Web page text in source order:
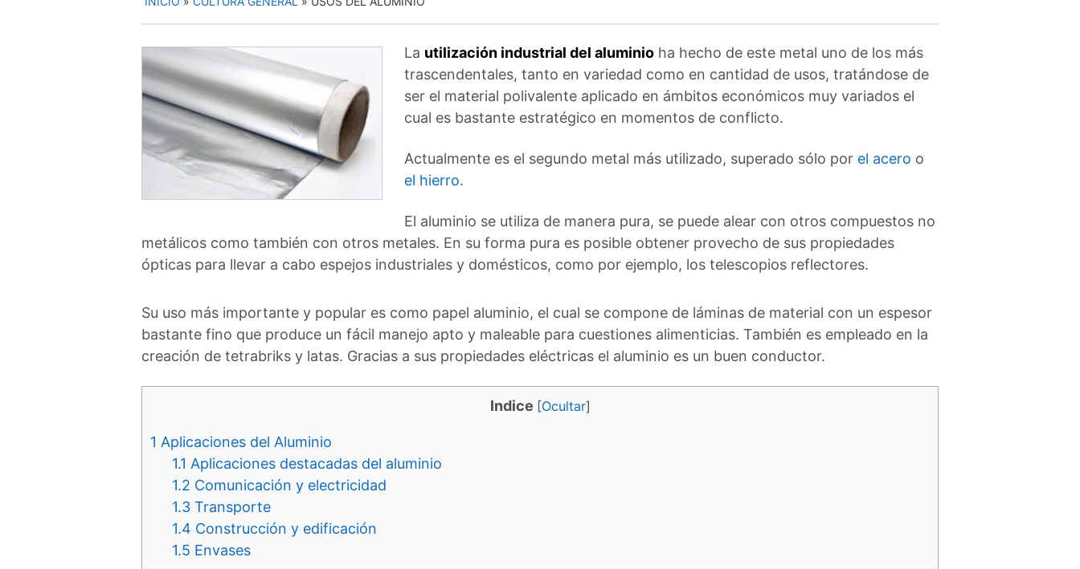
La utilización industrial del aluminio ha hecho de este metal uno de los más
trascendentales, tanto en variedad como en cantidad de usos, tratándose de
ser el material polivalente aplicado en ámbitos económicos muy variados el
cual es bastante estratégico en momentos de conflicto.
Actualmente es el segundo metal más utilizado, superado sólo por el acero o
el hierro.
El aluminio se utiliza de manera pura, se puede alear con otros compuestos no
metálicos como también con otros metales. En su forma pura es posible obtener provecho de sus propiedades
ópticas para llevar a cabo espejos industriales y domésticos, como por ejemplo, los telescopios reflectores.
Su uso más importante y popular es como papel aluminio, el cual se compone de láminas de material con un espesor
bastante fino que produce un fácil manejo apto y maleable para cuestiones alimenticias. También es empleado en la
creación de tetrabriks y latas. Gracias a sus propiedades eléctricas el aluminio es un buen conductor.
Indice [Ocultar]
1 Aplicaciones del Aluminio
1.1 Aplicaciones destacadas del aluminio
1.2 Comunicación y electricidad
1.3 Transporte
1.4 Construcción y edificación
1.5 Envases